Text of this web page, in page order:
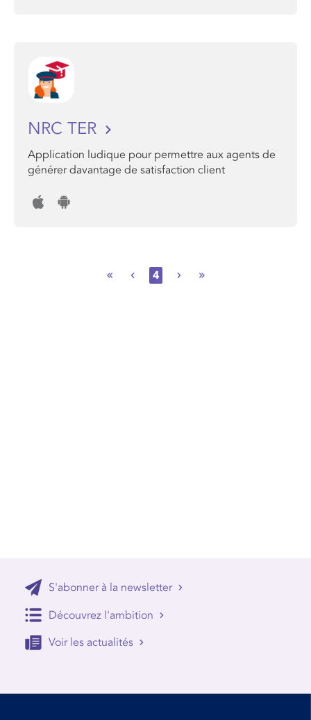
NRC TER
Application ludique pour permettre aux agents de
générer davantage de satisfaction client
4
S'abonner à la newsletter
Découvrez l'ambition
Voir les actualités